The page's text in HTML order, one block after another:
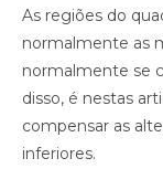
As regiões do
normalmente as
normalmente se
disso, é nestas
compensar as
inferiores.